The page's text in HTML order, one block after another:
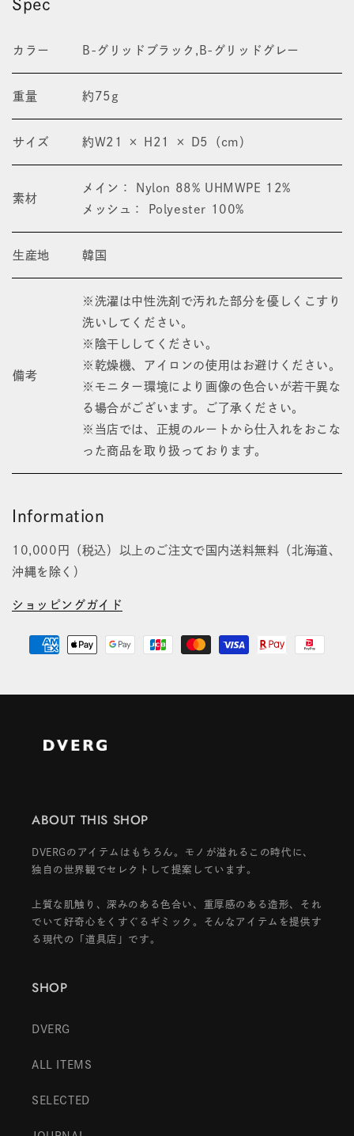
Spec
カラー B-グリッドブラック,B-グリッドグレー
重量 約75g
サイズ 約W21 × H21 × D5（cm）
素材
メイン： Nylon 88% UHMWPE 12%
メッシュ： Polyester 100%
生産地 韓国
備考
※洗濯は中性洗剤で汚れた部分を優しくこすり
洗いしてください。
※陰干ししてください。
※乾燥機、アイロンの使用はお避けください。
※モニター環境により画像の色合いが若干異な
る場合がございます。ご了承ください。
※当店では、正規のルートから仕入れをおこな
った商品を取り扱っております。
Information
10,000円（税込）以上のご注文で国内送料無料（北海道、
沖縄を除く）
ショッピングガイド
ABOUT THIS SHOP
DVERGのアイテムはもちろん。モノが溢れるこの時代に、
独自の世界観でセレクトして提案しています。
上質な肌触り、深みのある色合い、重厚感のある造形、それ
でいて好奇心をくすぐるギミック。そんなアイテムを提供す
る現代の「道具店」です。
SHOP
DVERG
ALL ITEMS
SELECTED